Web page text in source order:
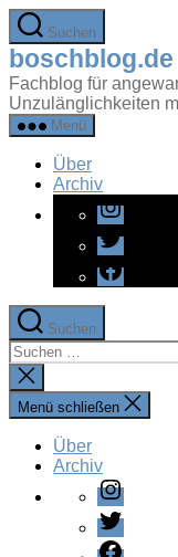
Zum
Inhalt
springen
Suchen
boschblog.de
Fachblog für
Unzulänglichkeiten
Menü
Über
Archiv
Instagram
Twitter
Facebook
Suchen
Suchen
nach:
Suche
schließen
Menü schließen
Über
Archiv
Instagram
Twitter
Facebook